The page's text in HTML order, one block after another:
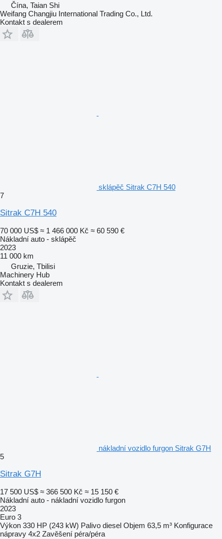
Čína, Taian Shi
Weifang Changjiu International Trading Co., Ltd.
Kontakt s dealerem
sklápěč Sitrak C7H 540
7
Sitrak C7H 540
70 000 US$ ≈ 1 466 000 Kč ≈ 60 590 €
Nákladní auto - sklápěč
2023
11 000 km
Gruzie, Tbilisi
Machinery Hub
Kontakt s dealerem
nákladní vozidlo furgon Sitrak G7H
5
Sitrak G7H
17 500 US$ ≈ 366 500 Kč ≈ 15 150 €
Nákladní auto - nákladní vozidlo furgon
2023
Euro 3
Výkon 330 HP (243 kW) Palivo diesel Objem 63,5 m³ Konfigurace
nápravy 4x2 Zavěšení péra/péra